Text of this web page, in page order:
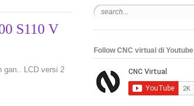
S110 V
gan.. LCD versi 2
Follow CNC virtual di Youtube